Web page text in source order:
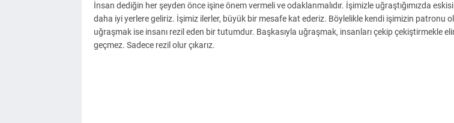
İnsan dediğin her şeyden önce işine önem vermeli ve odaklanmalıdır. İşimizle uğraştığımızda
daha iyi yerlere geliriz. İşimiz ilerler, büyük bir mesafe kat ederiz. Böylelikle kendi işimizin patronu
uğraşmak ise insanı rezil eden bir tutumdur. Başkasıyla uğraşmak, insanları çekip çekiştirmekle
geçmez. Sadece rezil olur çıkarız.